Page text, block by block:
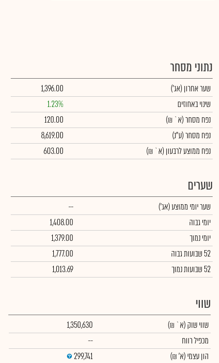
נתוני מסחר
שער אחרון (אג')
1,396.00
שינוי באחוזים
1.23%
נפח מסחר(א` ₪)
120.00
נפח מסחר(ע"נ)
8,619.00
נפח ממוצע לרבעון (א` ₪)
603.00
שערים
שער יומי ממוצע(אג')
--
יומי גבוה
1,408.00
יומי נמוך
1,379.00
52 שבועות גבוה
1,777.00
52 שבועות נמוך
1,013.69
שווי
שווי שוק (א` ₪)
1,350,630
מכפיל רווח
--
הון עצמי (א' ₪)
299,741